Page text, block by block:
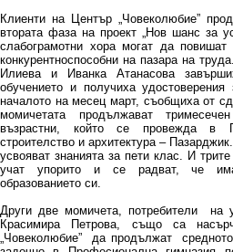
Клиенти на Център „Човеколюбие”
втората фаза на проект „Нов шанс за
слабограмотни хора могат да
конкурентноспособни на пазара на
Илиева и Иванка Атанасова
обучението и получиха
началото на месец март, съобщиха от
момичетата продължават
възрастни, който се провежда в
строителство и архитектура –
усвояват знанията за пети клас. И
учат упорито и се радват, че
образованието си.
Други две момичета, потребители на
Красимира Петрова, също са
„Човеколюбие” да продължат